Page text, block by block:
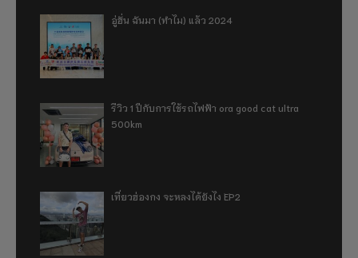
อู่ฮั่น ฉันมา (ทำไม) แล้ว 2024
รีวิว 1 ปีกับการใช้รถไฟฟ้า ora good cat ultra
500km
เที่ยวฮ่องกง จะหลงได้ยังไง EP2